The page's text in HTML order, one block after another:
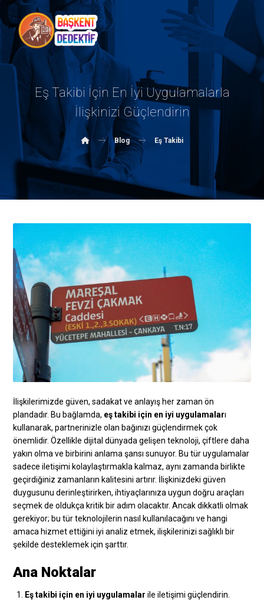
Eş Takibi İçin En İyi Uygulamalarla
İlişkinizi Güçlendirin
Blog Eş Takibi
İlişkilerimizde güven, sadakat ve anlayış her zaman ön
plandadır. Bu bağlamda, eş takibi için en iyi uygulamaları
kullanarak, partnerinizle olan bağınızı güçlendirmek çok
önemlidir. Özellikle dijital dünyada gelişen teknoloji, çiftlere daha
yakın olma ve birbirini anlama şansı sunuyor. Bu tür uygulamalar
sadece iletişimi kolaylaştırmakla kalmaz, aynı zamanda birlikte
geçirdiğiniz zamanların kalitesini artırır. İlişkinizdeki güven
duygusunu derinleştirirken, ihtiyaçlarınıza uygun doğru araçları
seçmek de oldukça kritik bir adım olacaktır. Ancak dikkatli olmak
gerekiyor; bu tür teknolojilerin nasıl kullanılacağını ve hangi
amaca hizmet ettiğini iyi analiz etmek, ilişkilerinizi sağlıklı bir
şekilde desteklemek için şarttır.
Ana Noktalar
Eş takibi için en iyi uygulamalar ile iletişimi güçlendirin.